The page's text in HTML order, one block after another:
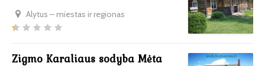
Alytus – miestas ir regionas
Zigmo Karaliaus sodyba Mėta